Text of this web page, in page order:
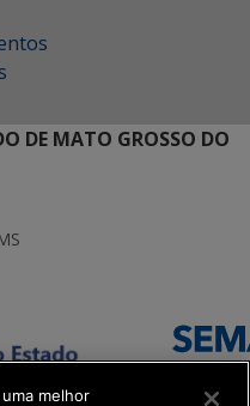
DE MATO GROSSO DO
melhor